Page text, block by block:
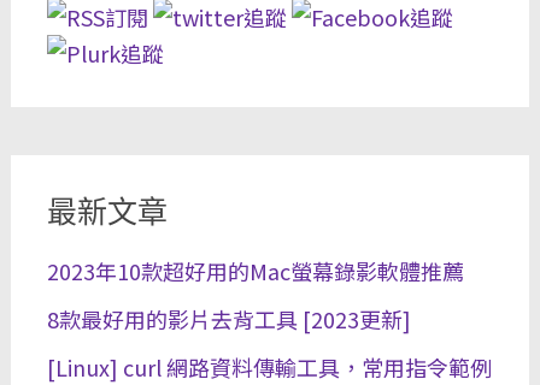
最新文章
2023年10款超好用的Mac螢幕錄影軟體推薦
8款最好用的影片去背工具 [2023更新]
[Linux] curl 網路資料傳輸工具，常用指令範例